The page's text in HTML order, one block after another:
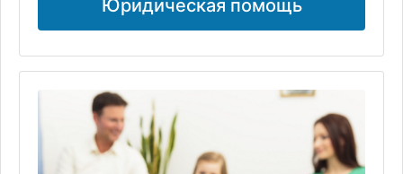
Юридическая помощь